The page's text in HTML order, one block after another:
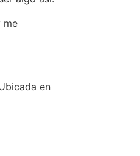
me
en